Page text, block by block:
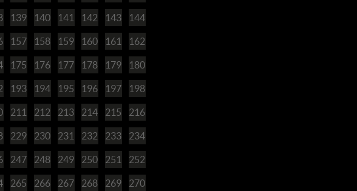
139 140 141 142 143 144
157 158 159 160 161 162
175 176 177 178 179 180
193 194 195 196 197 198
211 212 213 214 215 216
229 230 231 232 233 234
247 248 249 250 251 252
265 266 267 268 269 270